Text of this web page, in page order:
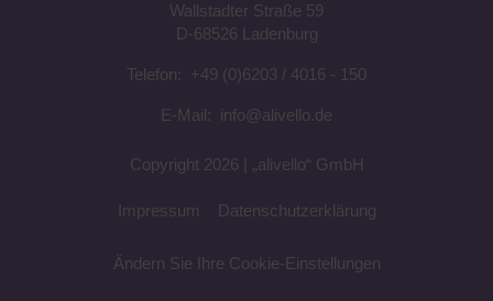
Wallstadter Straße 59
D-68526 Ladenburg
Telefon: +49 (0)6203 / 4016 - 150
E-Mail: info@alivello.de
Copyright 2026 | „alivello“ GmbH
Impressum Datenschutzerklärung
Ändern Sie Ihre Cookie-Einstellungen